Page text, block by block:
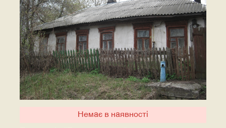
Немає в наявності